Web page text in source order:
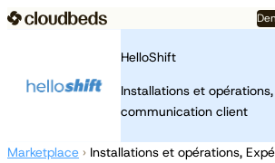
HelloShift
Installations et
communication client
Marketplace › Installations et opérations,